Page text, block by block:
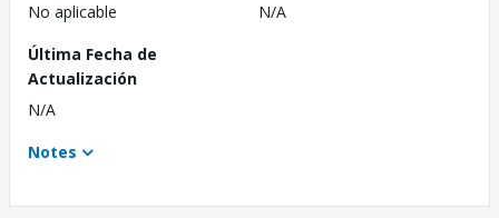
No aplicable
N/A
Última Fecha de
Actualización
N/A
Notes